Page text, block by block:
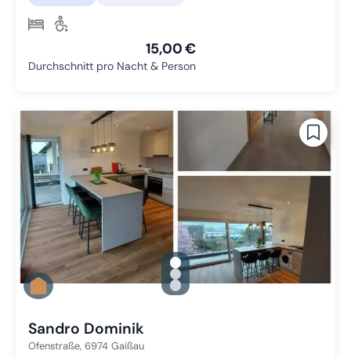
15,00 €
Durchschnitt pro Nacht & Person
gallery.slide_selector
Zu Slide 1 wechseln
Zu Slide 2 wechseln
Zu Slide 3 wechseln
Sandro Dominik
Ofenstraße, 6974 Gaißau